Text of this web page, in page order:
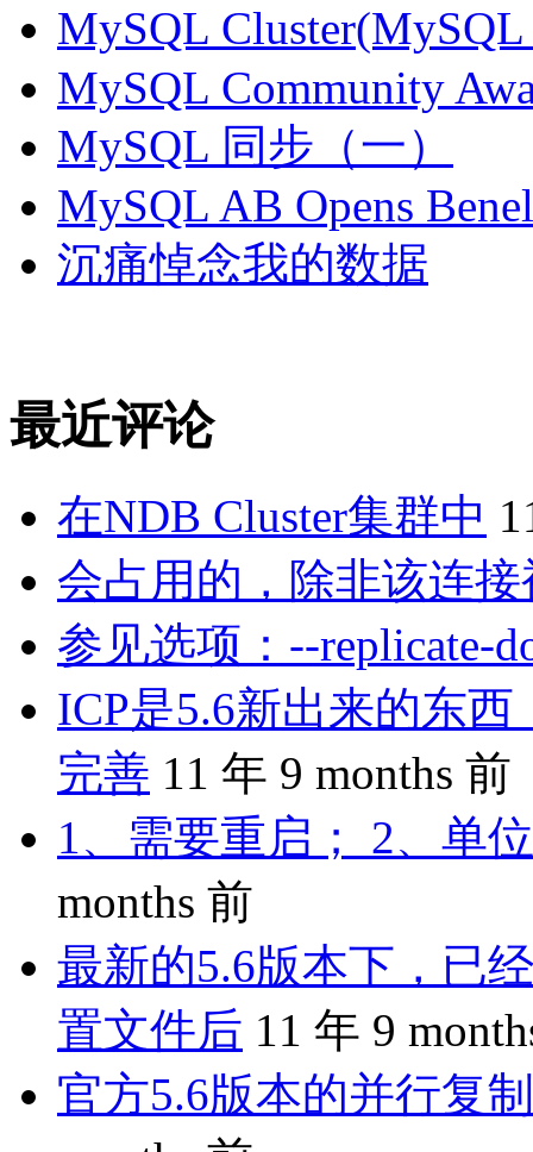
MySQL
MySQL Community
MySQL 同步（一）
MySQL AB Opens
沉痛悼念我的数据
最近评论
在NDB Cluster集群中
会占用的，除非该连
参见选项：--replicate-
ICP是5.6新出来的东
完善 11 年 9 months 前
1、需要重启； 2、单
months 前
最新的5.6版本下，已
置文件后 11 年 9
官方5.6版本的并行复